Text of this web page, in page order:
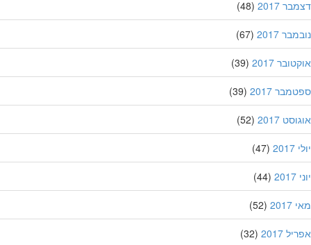
2017
(48)
2017
(67)
2017
(39)
2017
(39)
2017
(52)
(47)
(44)
(52)
2017
(32)